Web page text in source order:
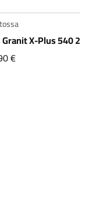
X-Plus 540
€